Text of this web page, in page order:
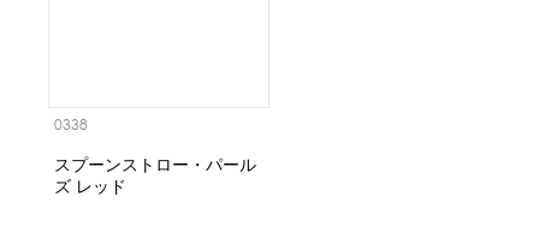
0338
スプーンストロー・パール
ズ レッド